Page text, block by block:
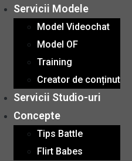
Servicii Modele
Model Videochat
Model OF
Training
Creator de conținut
Servicii Studio-uri
Concepte
Tips Battle
Flirt Babes